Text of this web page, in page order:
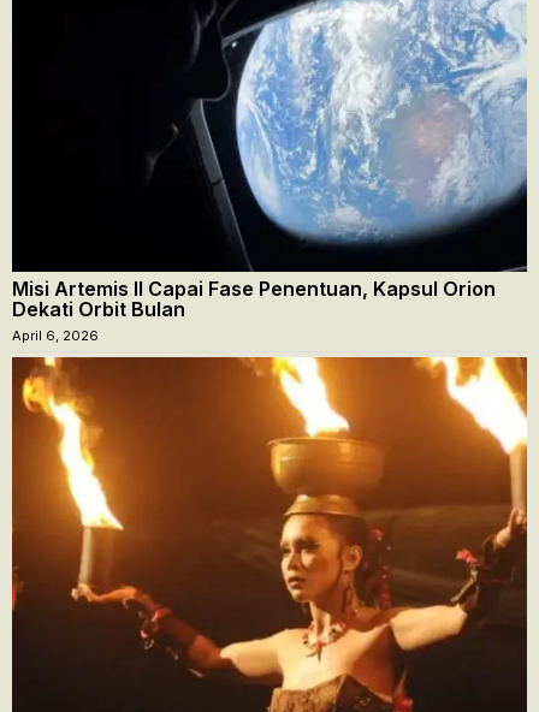
Misi Artemis II Capai Fase Penentuan, Kapsul Orion
Dekati Orbit Bulan
April 6, 2026